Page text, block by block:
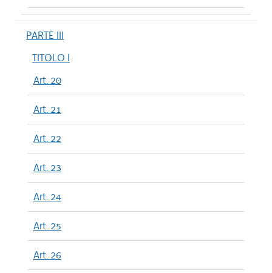
PARTE III
TITOLO I
Art. 20
Art. 21
Art. 22
Art. 23
Art. 24
Art. 25
Art. 26